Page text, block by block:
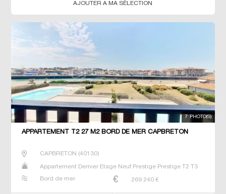
AJOUTER A MA SÉLECTION
7 PHOTO(S)
APPARTEMENT T2 27 M2 BORD DE MER CAPBRETON
CAPBRETON (40130)
Appartement Dernier Etage Neuf Prestige Prestige T2 T3
Bord de mer
269 240 €